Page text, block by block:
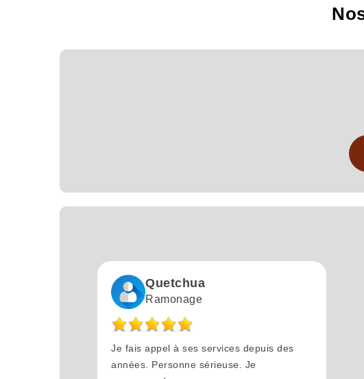
Quetchua
Ramonage
Je fais appel à ses services depuis des
années. Personne sérieuse. Je